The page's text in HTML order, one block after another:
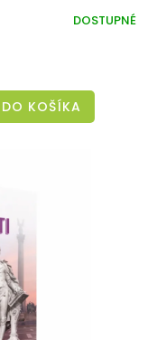
DOSTUPNÉ
DO KOŠÍKA